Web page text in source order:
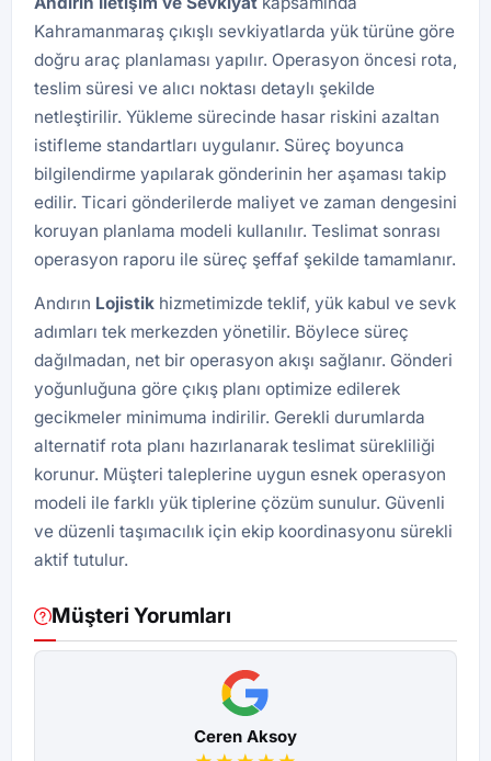
Kahramanmaraş çıkışlı sevkiyatlarda yük türüne göre
doğru araç planlaması yapılır. Operasyon öncesi rota,
teslim süresi ve alıcı noktası detaylı şekilde
netleştirilir. Yükleme sürecinde hasar riskini azaltan
istifleme standartları uygulanır. Süreç boyunca
bilgilendirme yapılarak gönderinin her aşaması takip
edilir. Ticari gönderilerde maliyet ve zaman dengesini
koruyan planlama modeli kullanılır. Teslimat sonrası
operasyon raporu ile süreç şeffaf şekilde tamamlanır.
Andırın Lojistik hizmetimizde teklif, yük kabul ve sevk
adımları tek merkezden yönetilir. Böylece süreç
dağılmadan, net bir operasyon akışı sağlanır. Gönderi
yoğunluğuna göre çıkış planı optimize edilerek
gecikmeler minimuma indirilir. Gerekli durumlarda
alternatif rota planı hazırlanarak teslimat sürekliliği
korunur. Müşteri taleplerine uygun esnek operasyon
modeli ile farklı yük tiplerine çözüm sunulur. Güvenli
ve düzenli taşımacılık için ekip koordinasyonu sürekli
aktif tutulur.
Müşteri Yorumları
Ceren Aksoy